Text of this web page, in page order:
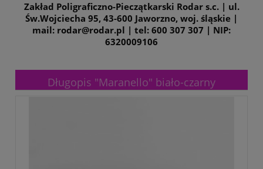
Zakład Poligraficzno-Pieczątkarski Rodar s.c. | ul.
Św.Wojciecha 95, 43-600 Jaworzno, woj. śląskie |
mail: rodar@rodar.pl | tel: 600 307 307 | NIP:
6320009106
Długopis "Maranello" biało-czarny